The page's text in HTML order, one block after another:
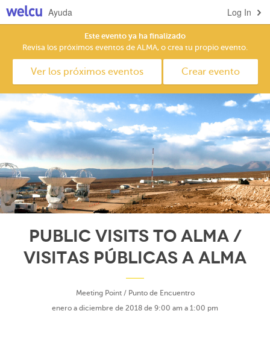
Log In
Ayuda
Este evento ya ha finalizado
Revisa los próximos eventos de ALMA, o crea tu propio evento.
Ver los próximos eventos Crear evento
Public Visits to ALMA /
Visitas Públicas a ALMA
Meeting Point / Punto de Encuentro
enero a diciembre de 2018 de 9:00 am a 1:00 pm